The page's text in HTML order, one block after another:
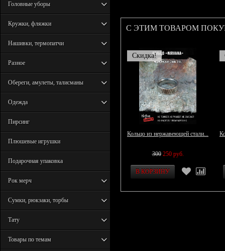
Головные уборы
Кружки, фляжки
Нашивки, термопатчи
Разное
Обереги, амулеты, талисманы
Одежда
Пирсинг
Плюшевые игрушки
Подарочная упаковка
Рок мерч
Сумки, рюкзаки, торбы
Тату
Товары по темам
С ЭТИМ ТОВАРОМ
Скидка!
Кольцо из нержавеющей стали...
300 250 руб.